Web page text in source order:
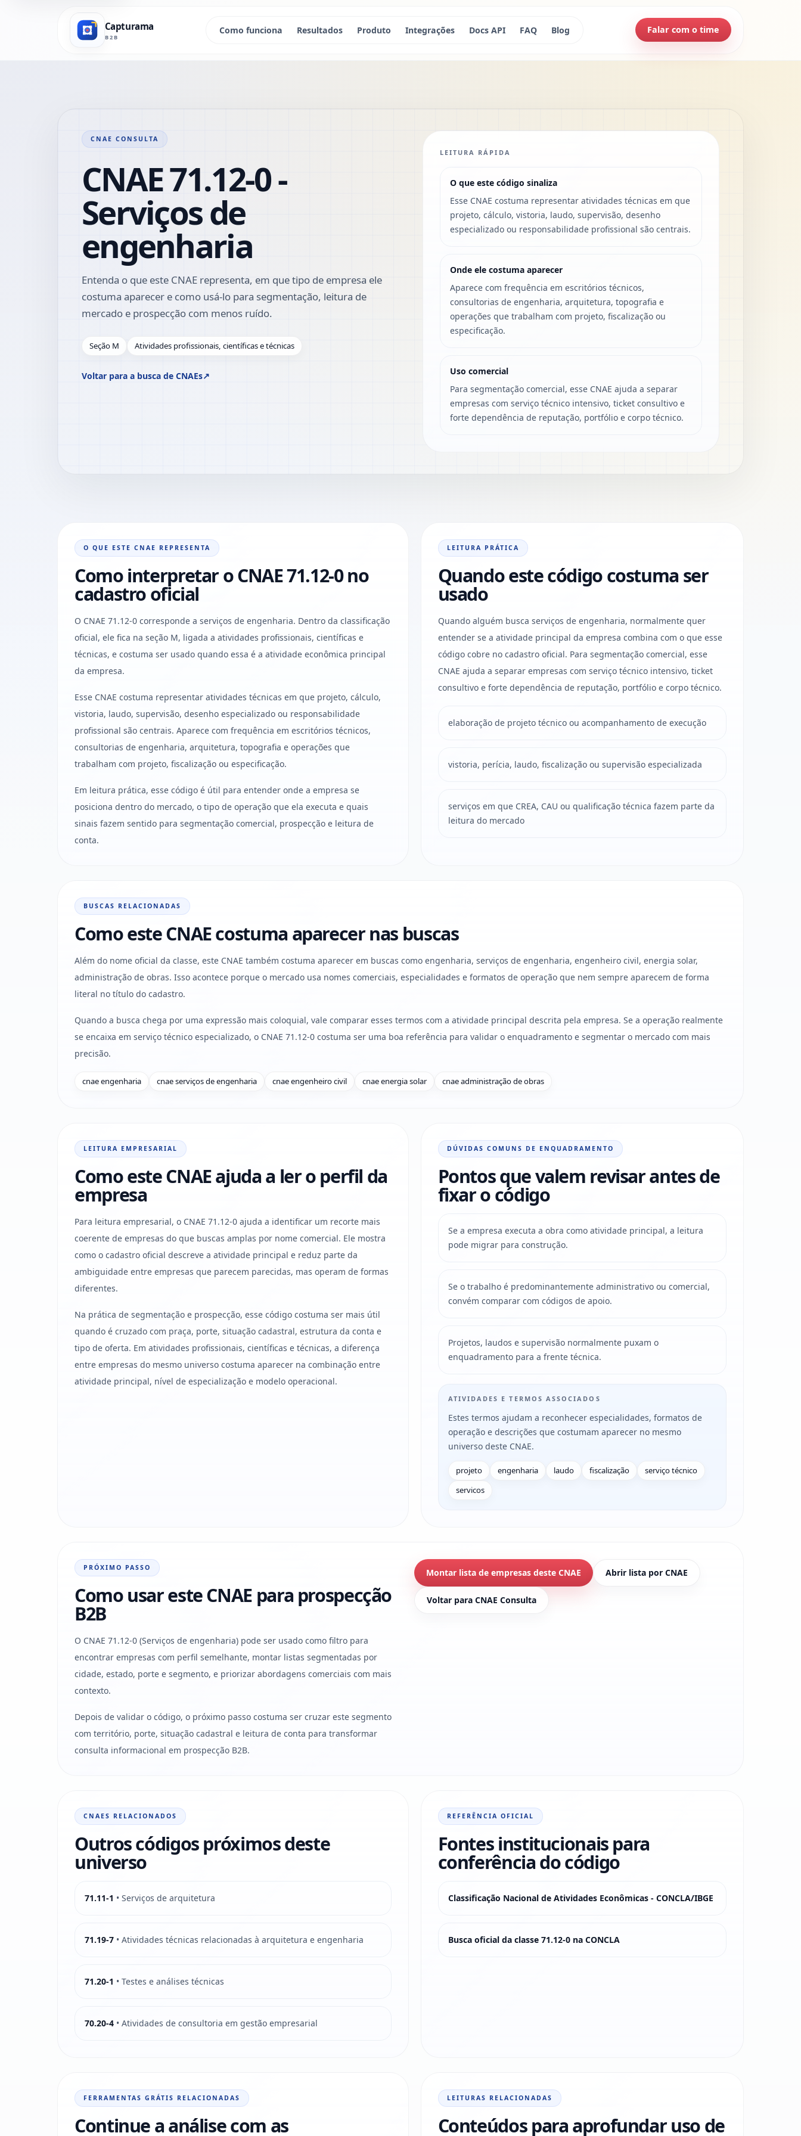
Capturama
B2B
Como funciona Resultados Produto Integrações Docs API FAQ Blog Falar com o time
CNAE CONSULTA
CNAE 71.12-0 -
Serviços de
engenharia
Entenda o que este CNAE representa, em que tipo de empresa ele
costuma aparecer e como usá-lo para segmentação, leitura de
mercado e prospecção com menos ruído.
Seção M Atividades profissionais, científicas e técnicas
Voltar para a busca de CNAEs↗
LEITURA RÁPIDA
O que este código sinaliza
Esse CNAE costuma representar atividades técnicas em que
projeto, cálculo, vistoria, laudo, supervisão, desenho
especializado ou responsabilidade profissional são centrais.
Onde ele costuma aparecer
Aparece com frequência em escritórios técnicos,
consultorias de engenharia, arquitetura, topografia e
operações que trabalham com projeto, fiscalização ou
especificação.
Uso comercial
Para segmentação comercial, esse CNAE ajuda a separar
empresas com serviço técnico intensivo, ticket consultivo e
forte dependência de reputação, portfólio e corpo técnico.
O QUE ESTE CNAE REPRESENTA
Como interpretar o CNAE 71.12-0 no
cadastro oficial
O CNAE 71.12-0 corresponde a serviços de engenharia. Dentro da classificação
oficial, ele fica na seção M, ligada a atividades profissionais, científicas e
técnicas, e costuma ser usado quando essa é a atividade econômica principal
da empresa.
Esse CNAE costuma representar atividades técnicas em que projeto, cálculo,
vistoria, laudo, supervisão, desenho especializado ou responsabilidade
profissional são centrais. Aparece com frequência em escritórios técnicos,
consultorias de engenharia, arquitetura, topografia e operações que
trabalham com projeto, fiscalização ou especificação.
Em leitura prática, esse código é útil para entender onde a empresa se
posiciona dentro do mercado, o tipo de operação que ela executa e quais
sinais fazem sentido para segmentação comercial, prospecção e leitura de
conta.
LEITURA PRÁTICA
Quando este código costuma ser
usado
Quando alguém busca serviços de engenharia, normalmente quer
entender se a atividade principal da empresa combina com o que esse
código cobre no cadastro oficial. Para segmentação comercial, esse
CNAE ajuda a separar empresas com serviço técnico intensivo, ticket
consultivo e forte dependência de reputação, portfólio e corpo técnico.
elaboração de projeto técnico ou acompanhamento de execução
vistoria, perícia, laudo, fiscalização ou supervisão especializada
serviços em que CREA, CAU ou qualificação técnica fazem parte da
leitura do mercado
BUSCAS RELACIONADAS
Como este CNAE costuma aparecer nas buscas
Além do nome oficial da classe, este CNAE também costuma aparecer em buscas como engenharia, serviços de engenharia, engenheiro civil, energia solar,
administração de obras. Isso acontece porque o mercado usa nomes comerciais, especialidades e formatos de operação que nem sempre aparecem de forma
literal no título do cadastro.
Quando a busca chega por uma expressão mais coloquial, vale comparar esses termos com a atividade principal descrita pela empresa. Se a operação realmente
se encaixa em serviço técnico especializado, o CNAE 71.12-0 costuma ser uma boa referência para validar o enquadramento e segmentar o mercado com mais
precisão.
cnae engenharia cnae serviços de engenharia cnae engenheiro civil cnae energia solar cnae administração de obras
LEITURA EMPRESARIAL
Como este CNAE ajuda a ler o perfil da
empresa
Para leitura empresarial, o CNAE 71.12-0 ajuda a identificar um recorte mais
coerente de empresas do que buscas amplas por nome comercial. Ele mostra
como o cadastro oficial descreve a atividade principal e reduz parte da
ambiguidade entre empresas que parecem parecidas, mas operam de formas
diferentes.
Na prática de segmentação e prospecção, esse código costuma ser mais útil
quando é cruzado com praça, porte, situação cadastral, estrutura da conta e
tipo de oferta. Em atividades profissionais, científicas e técnicas, a diferença
entre empresas do mesmo universo costuma aparecer na combinação entre
atividade principal, nível de especialização e modelo operacional.
DÚVIDAS COMUNS DE ENQUADRAMENTO
Pontos que valem revisar antes de
fixar o código
Se a empresa executa a obra como atividade principal, a leitura
pode migrar para construção.
Se o trabalho é predominantemente administrativo ou comercial,
convém comparar com códigos de apoio.
Projetos, laudos e supervisão normalmente puxam o
enquadramento para a frente técnica.
ATIVIDADES E TERMOS ASSOCIADOS
Estes termos ajudam a reconhecer especialidades, formatos de
operação e descrições que costumam aparecer no mesmo
universo deste CNAE.
projeto engenharia laudo fiscalização
serviço técnico
servicos
PRÓXIMO PASSO
Como usar este CNAE para prospecção
B2B
O CNAE 71.12-0 (Serviços de engenharia) pode ser usado como filtro para
encontrar empresas com perfil semelhante, montar listas segmentadas por
cidade, estado, porte e segmento, e priorizar abordagens comerciais com mais
contexto.
Depois de validar o código, o próximo passo costuma ser cruzar este segmento
com território, porte, situação cadastral e leitura de conta para transformar
consulta informacional em prospecção B2B.
Montar lista de empresas deste CNAE Abrir lista por CNAE
Voltar para CNAE Consulta
CNAES RELACIONADOS
Outros códigos próximos deste
universo
71.11-1 • Serviços de arquitetura
71.19-7 • Atividades técnicas relacionadas à arquitetura e engenharia
71.20-1 • Testes e análises técnicas
70.20-4 • Atividades de consultoria em gestão empresarial
REFERÊNCIA OFICIAL
Fontes institucionais para
conferência do código
Classificação Nacional de Atividades Econômicas - CONCLA/IBGE
Busca oficial da classe 71.12-0 na CONCLA
FERRAMENTAS GRÁTIS RELACIONADAS
Continue a análise com as
LEITURAS RELACIONADAS
Conteúdos para aprofundar uso de